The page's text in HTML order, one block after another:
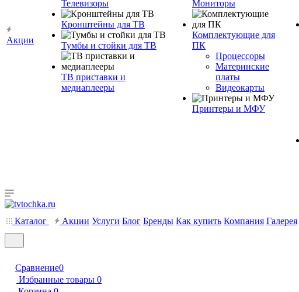
Акции
Телевизоры
Кронштейны для ТВ
Тумбы и стойки для ТВ
ТВ приставки и
медиаплееры
Мониторы
Комплектующие для
ПК
Процессоры
Материнские
платы
Видеокарты
Принтеры и МФУ
Каталог Акции Услуги Блог Бренды Как купить Компания Галерея
Сравнение0
Избранные товары 0